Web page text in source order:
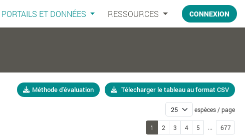
PORTAILS ET DONNÉES RESSOURCES CONNEXION
Méthode d'évaluation Télecharger le tableau au format CSV
espèces / page
1 2 3 4 5 ... 677